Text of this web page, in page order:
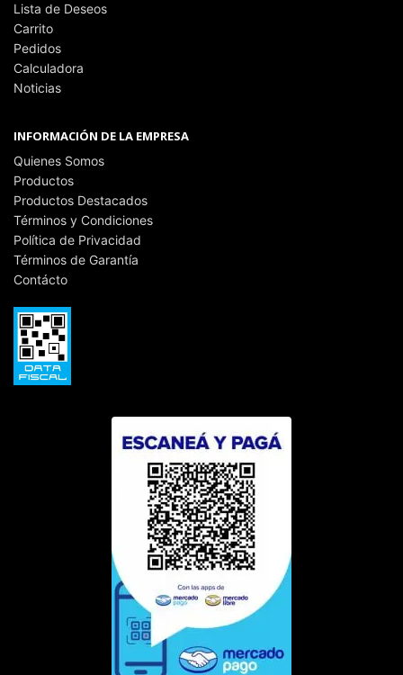
Lista de Deseos
Carrito
Pedidos
Calculadora
Noticias
INFORMACIÓN DE LA EMPRESA
Quienes Somos
Productos
Productos Destacados
Términos y Condiciones
Política de Privacidad
Términos de Garantía
Contácto